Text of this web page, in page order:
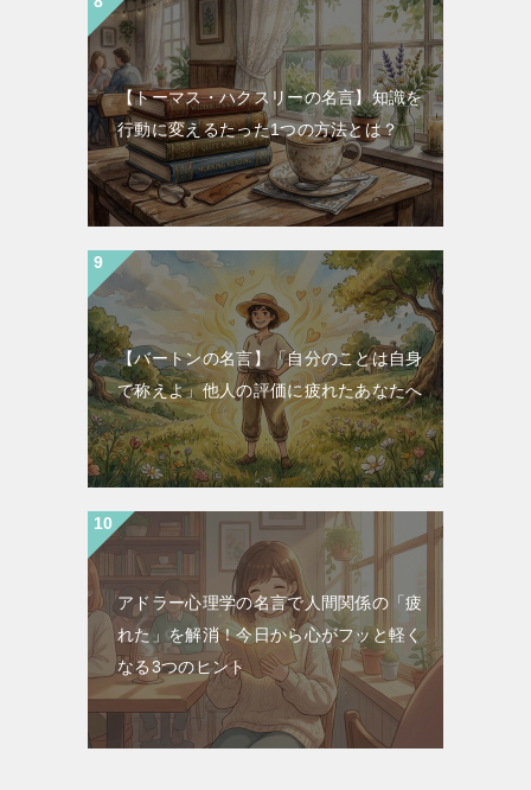
【トーマス・ハクスリーの名言】知識を
行動に変えるたった1つの方法とは？
【バートンの名言】「自分のことは自身
で称えよ」他人の評価に疲れたあなたへ
アドラー心理学の名言で人間関係の「疲
れた」を解消！今日から心がフッと軽く
なる3つのヒント